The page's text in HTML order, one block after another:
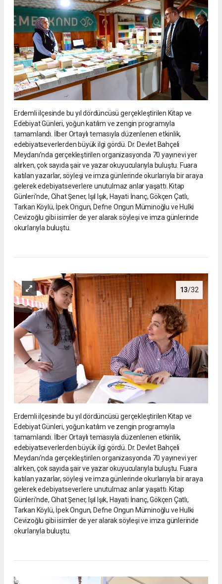
Erdemli ilçesinde bu yıl dördüncüsü gerçekleştirilen Kitap ve
Edebiyat Günleri, yoğun katılım ve zengin programıyla
tamamlandı. İlber Ortaylı temasıyla düzenlenen etkinlik,
edebiyatseverlerden büyük ilgi gördü. Dr. Devlet Bahçeli
Meydanı’nda gerçekleştirilen organizasyonda 70 yayınevi yer
alırken, çok sayıda şair ve yazar okuyucularıyla buluştu. Fuara
katılan yazarlar, söyleşi ve imza günlerinde okurlarıyla bir araya
gelerek edebiyatseverlere unutulmaz anlar yaşattı. Kitap
Günleri’nde, Cihat Şener, Işıl Işık, Hayati İnanç, Gökçen Çatlı,
Tarkan Köylü, İpek Ongun, Defne Ongun Müminoğlu ve Hulki
Cevizoğlu gibi isimler de yer alarak söyleşi ve imza günlerinde
okurlarıyla buluştu.
13/32
Erdemli ilçesinde bu yıl dördüncüsü gerçekleştirilen Kitap ve
Edebiyat Günleri, yoğun katılım ve zengin programıyla
tamamlandı. İlber Ortaylı temasıyla düzenlenen etkinlik,
edebiyatseverlerden büyük ilgi gördü. Dr. Devlet Bahçeli
Meydanı’nda gerçekleştirilen organizasyonda 70 yayınevi yer
alırken, çok sayıda şair ve yazar okuyucularıyla buluştu. Fuara
katılan yazarlar, söyleşi ve imza günlerinde okurlarıyla bir araya
gelerek edebiyatseverlere unutulmaz anlar yaşattı. Kitap
Günleri’nde, Cihat Şener, Işıl Işık, Hayati İnanç, Gökçen Çatlı,
Tarkan Köylü, İpek Ongun, Defne Ongun Müminoğlu ve Hulki
Cevizoğlu gibi isimler de yer alarak söyleşi ve imza günlerinde
okurlarıyla buluştu.